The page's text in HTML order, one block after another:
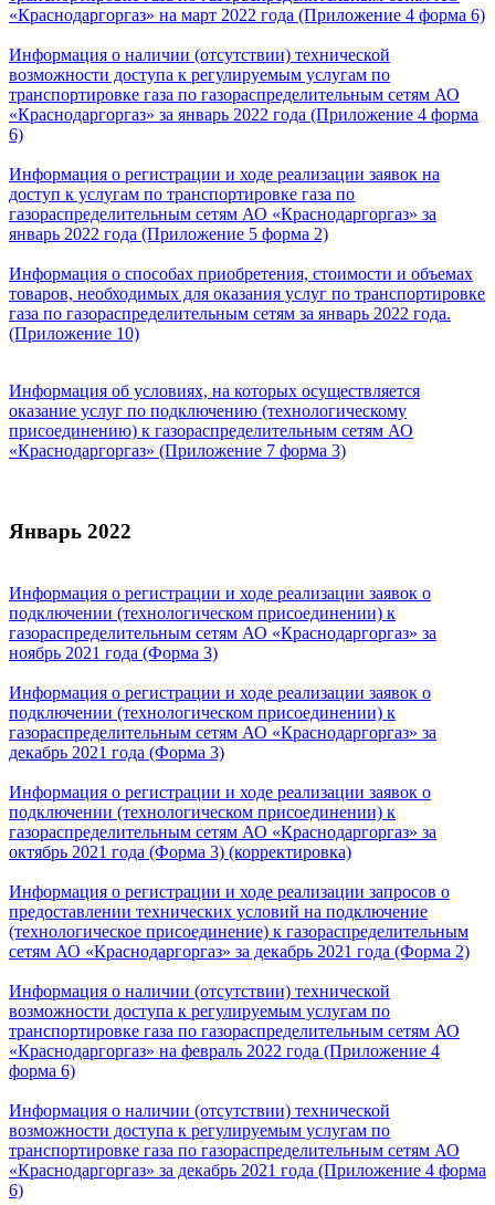
«Краснодаргоргаз» на март 2022 года (Приложение 4 форма 6)
Информация о наличии (отсутствии) технической
возможности доступа к регулируемым услугам по
транспортировке газа по газораспределительным сетям АО
«Краснодаргоргаз» за январь 2022 года (Приложение 4 форма
6)
Информация о регистрации и ходе реализации заявок на
доступ к услугам по транспортировке газа по
газораспределительным сетям АО «Краснодаргоргаз» за
январь 2022 года (Приложение 5 форма 2)
Информация о способах приобретения, стоимости и объемах
товаров, необходимых для оказания услуг по транспортировке
газа по газораспределительным сетям за январь 2022 года.
(Приложение 10)
Информация об условиях, на которых осуществляется
оказание услуг по подключению (технологическому
присоединению) к газораспределительным сетям АО
«Краснодаргоргаз» (Приложение 7 форма 3)
Январь 2022
Информация о регистрации и ходе реализации заявок о
подключении (технологическом присоединении) к
газораспределительным сетям АО «Краснодаргоргаз» за
ноябрь 2021 года (Форма 3)
Информация о регистрации и ходе реализации заявок о
подключении (технологическом присоединении) к
газораспределительным сетям АО «Краснодаргоргаз» за
декабрь 2021 года (Форма 3)
Информация о регистрации и ходе реализации заявок о
подключении (технологическом присоединении) к
газораспределительным сетям АО «Краснодаргоргаз» за
октябрь 2021 года (Форма 3) (корректировка)
Информация о регистрации и ходе реализации запросов о
предоставлении технических условий на подключение
(технологическое присоединение) к газораспределительным
сетям АО «Краснодаргоргаз» за декабрь 2021 года (Форма 2)
Информация о наличии (отсутствии) технической
возможности доступа к регулируемым услугам по
транспортировке газа по газораспределительным сетям АО
«Краснодаргоргаз» на февраль 2022 года (Приложение 4
форма 6)
Информация о наличии (отсутствии) технической
возможности доступа к регулируемым услугам по
транспортировке газа по газораспределительным сетям АО
«Краснодаргоргаз» за декабрь 2021 года (Приложение 4 форма
6)